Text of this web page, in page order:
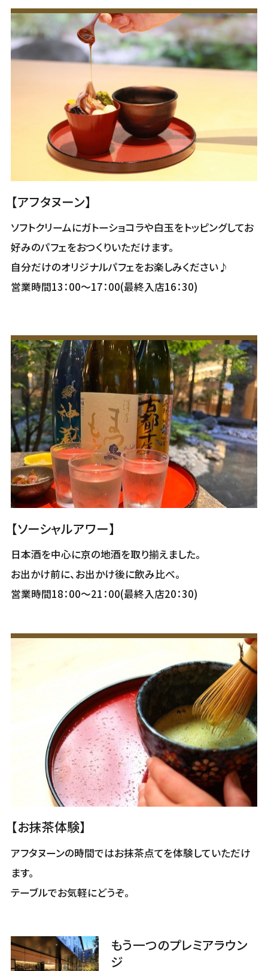
【アフタヌーン】
ソフトクリームにガトーショコラや白玉をトッピングしてお
好みのパフェをおつくりいただけます。
自分だけのオリジナルパフェをお楽しみください♪
営業時間13：00～17：00(最終入店16：30)
【ソーシャルアワー】
日本酒を中心に京の地酒を取り揃えました。
お出かけ前に、お出かけ後に飲み比べ。
営業時間18：00～21：00(最終入店20：30)
【お抹茶体験】
アフタヌーンの時間ではお抹茶点てを体験していただけ
ます。
テーブルでお気軽にどうぞ。
もう一つのプレミアラウン
ジ